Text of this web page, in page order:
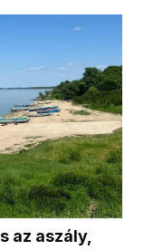
az aszály,